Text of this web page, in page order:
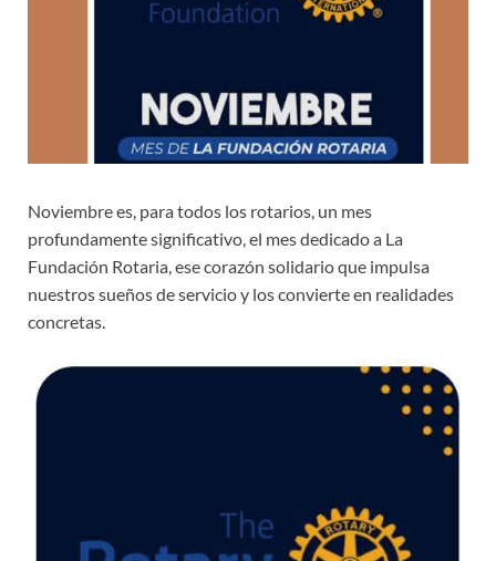
Noviembre es, para todos los rotarios, un mes
profundamente significativo, el mes dedicado a La
Fundación Rotaria, ese corazón solidario que impulsa
nuestros sueños de servicio y los convierte en realidades
concretas.